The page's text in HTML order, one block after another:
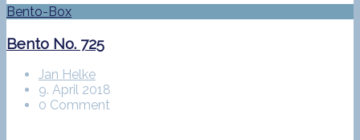
Bento-Box
Bento No. 725
Jan Helke
9. April 2018
0 Comment